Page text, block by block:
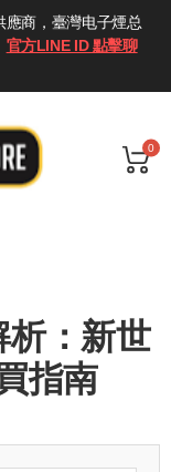
應商，臺灣电子煙总
官方LINE ID 點擊聊
0
析：新世
指南